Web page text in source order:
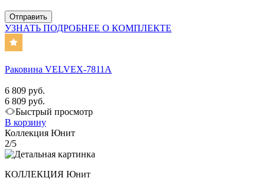
УЗНАТЬ ПОДРОБНЕЕ О КОМПЛЕКТЕ
Раковина VELVEX-7811A
6 809 руб.
6 809 руб.
Быстрый просмотр
В корзину
Коллекция Юнит
2/5
КОЛЛЕКЦИЯ Юнит